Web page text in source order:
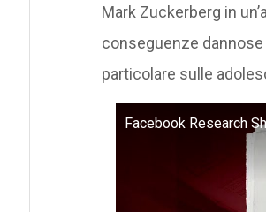
Mark Zuckerberg in
conseguenze
particolare sulle
Facebook Research